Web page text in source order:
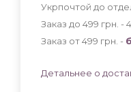
Укрпочтой до
Заказ до 499 грн. -
Заказ от 499 грн. -
Детальнее о